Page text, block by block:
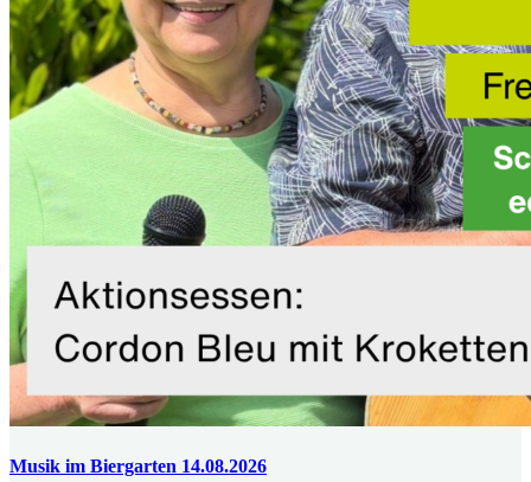
Musik im Biergarten 14.08.2026